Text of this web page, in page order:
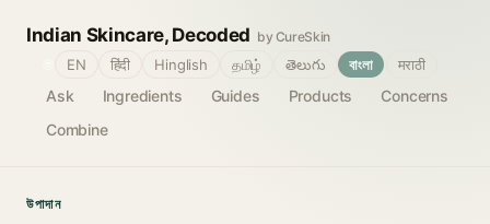
Indian Skincare, Decoded by CureSkin
Ask Ingredients Guides Products
Concerns
Combine
EN हिंदी Hinglish தமிழ் తెలుగు বাংলা मराठी
উপাদান